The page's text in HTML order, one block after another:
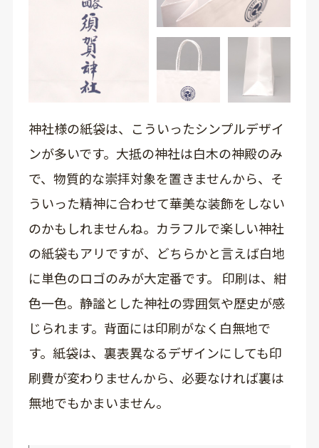
神社様の紙袋は、こういったシンプルデザイ
ンが多いです。大抵の神社は白木の神殿のみ
で、物質的な崇拝対象を置きませんから、そ
ういった精神に合わせて華美な装飾をしない
のかもしれませんね。カラフルで楽しい神社
の紙袋もアリですが、どちらかと言えば白地
に単色のロゴのみが大定番です。 印刷は、紺
色一色。静謐とした神社の雰囲気や歴史が感
じられます。背面には印刷がなく白無地で
す。紙袋は、裏表異なるデザインにしても印
刷費が変わりませんから、必要なければ裏は
無地でもかまいません。